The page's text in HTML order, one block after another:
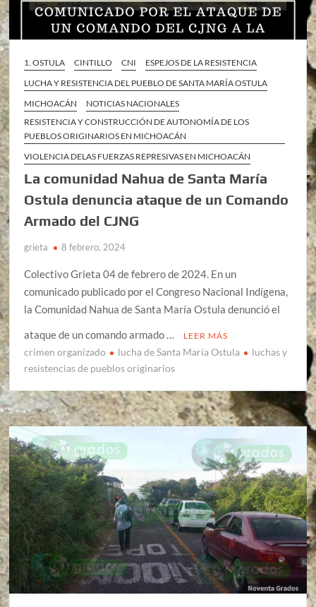
1. OSTULA CINTILLO CNI
ESPEJOS DE LA RESISTENCIA
LUCHA Y RESISTENCIA DEL PUEBLO DE SANTA MARÍA OSTULA
MICHOACÁN
NOTICIAS NACIONALES
RESISTENCIA Y CONSTRUCCIÓN DE AUTONOMÍA DE LOS
PUEBLOS ORIGINARIOS EN MICHOACÁN
VIOLENCIA DELAS FUERZAS REPRESIVAS EN MICHOACÁN
La comunidad Nahua de Santa María
Ostula denuncia ataque de un Comando
Armado del CJNG
grieta 8 febrero, 2024
Colectivo Grieta 04 de febrero de 2024. En un
comunicado publicado por el Congreso Nacional Indígena,
la Comunidad Nahua de Santa María Ostula denunció el
ataque de un comando armado …
LEER MÁS
crimen organizado lucha de Santa María Ostula
luchas y
resistencias de pueblos originarios